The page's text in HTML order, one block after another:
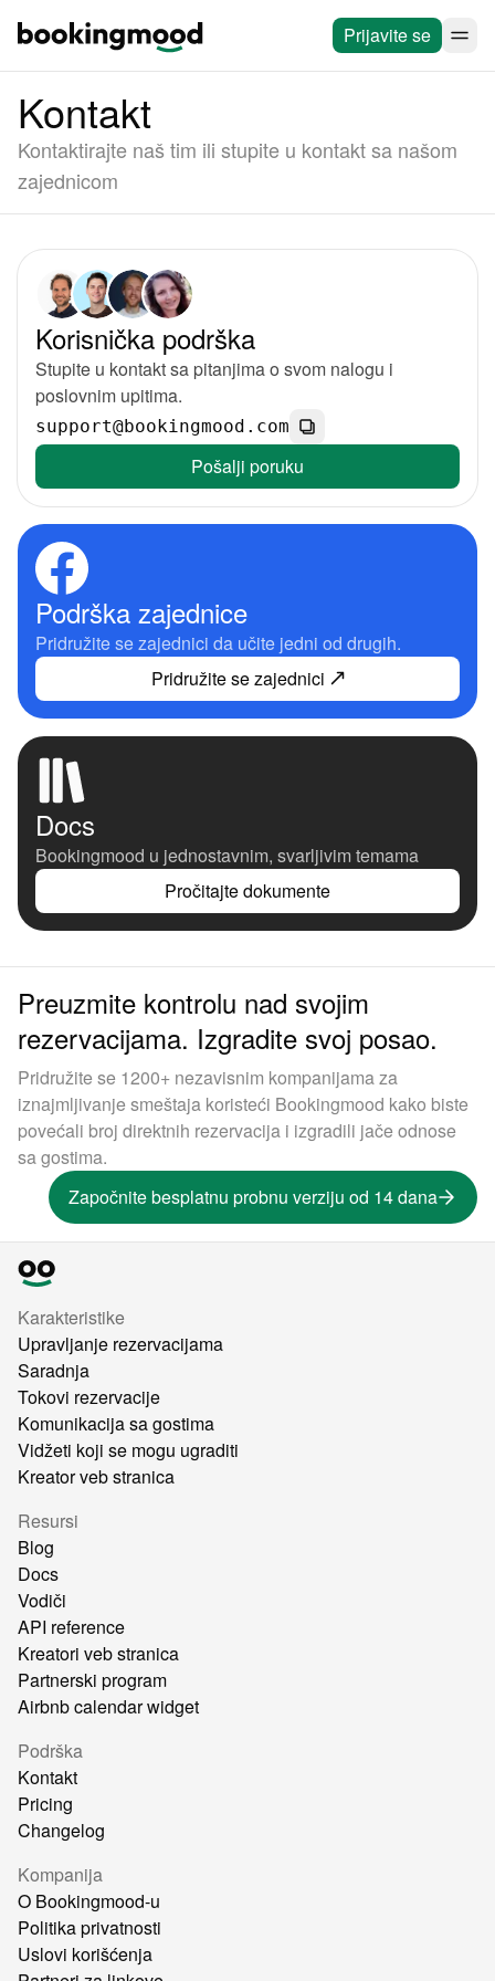
Prijavite se
Kontakt
Kontaktirajte naš tim ili stupite u kontakt sa našom
zajednicom
Korisnička podrška
Stupite u kontakt sa pitanjima o svom nalogu i
poslovnim upitima.
support@bookingmood.com
Pošalji poruku
Podrška zajednice
Pridružite se zajednici da učite jedni od drugih.
Pridružite se zajednici
Docs
Bookingmood u jednostavnim, svarljivim temama
Pročitajte dokumente
Preuzmite kontrolu nad svojim
rezervacijama. Izgradite svoj posao.
Pridružite se 1200+ nezavisnim kompanijama za
iznajmljivanje smeštaja koristeći Bookingmood kako biste
povećali broj direktnih rezervacija i izgradili jače odnose
sa gostima.
Započnite besplatnu probnu verziju od 14 dana
Karakteristike
Upravljanje rezervacijama
Saradnja
Tokovi rezervacije
Komunikacija sa gostima
Vidžeti koji se mogu ugraditi
Kreator veb stranica
Resursi
Blog
Docs
Vodiči
API reference
Kreatori veb stranica
Partnerski program
Airbnb calendar widget
Podrška
Kontakt
Pricing
Changelog
Kompanija
O Bookingmood-u
Politika privatnosti
Uslovi korišćenja